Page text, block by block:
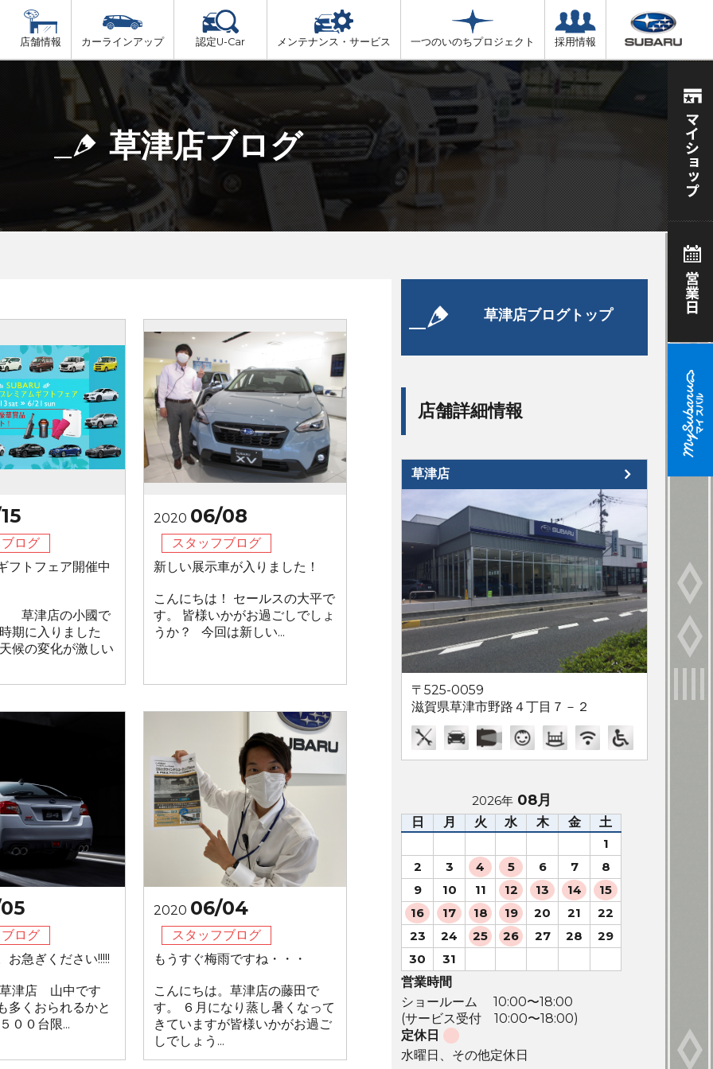
店舗情報
覧 大津市内
湖東地域
東近江地域
カーラインアップ 認定U-Car メンテナンス・サービス
ス 車検（法定24か月点検）
法定 12ヶ月 点検
6ヶ月ごとの セーフティ チェック
車検 3ヶ月前 無料診断
一つのいのちプロジェクト 採用情報
草津店ブログ
ログ
フトフェア開催中
草津店の小國で
期に入りました
候の変化が激しい
2020 06/08
スタッフブログ
新しい展示車が入りました！
こんにちは！ セールスの大平で
す。 皆様いかがお過ごしでしょ
うか？ 今回は新しい...
ログ
お急ぎください!!!!!
津店 山中です
多くおられるかと
００台限...
2020 06/04
スタッフブログ
もうすぐ梅雨ですね・・・
こんにちは。草津店の藤田で
す。 ６月になり蒸し暑くなって
きていますが皆様いかがお過ご
しでしょう...
草津店ブログトップ
店舗詳細情報
草津店
〒525-0059
滋賀県草津市野路４丁目７－２
2026年 08月
日 月 火 水 木 金 土
1
2
3 4 5 6 7
8
9
10 11 12 13 14
15
16
17 18 19 20 21
22
23
24 25 26 27 28
29
30
31
営業時間
ショールーム 10:00〜18:00
(サービス受付 10:00〜18:00)
定休日
水曜日、その他定休日